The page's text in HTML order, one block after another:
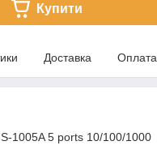
Купити
Доставка Оплата
1005A 5 ports 10/100/1000